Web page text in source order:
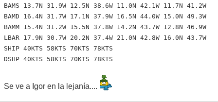
BAMS 13.7N 31.9W 12.5N 38.6W 11.0N 42.1W 11.7N 41.2W
BAMD 16.4N 31.7W 17.1N 37.9W 16.5N 44.0W 15.0N 49.3W
BAMM 15.4N 31.2W 15.5N 37.8W 14.2N 43.7W 12.8N 46.9W
LBAR 17.9N 30.7W 20.2N 37.4W 21.0N 42.8W 16.0N 43.7W
SHIP 40KTS 58KTS 70KTS 78KTS
DSHP 40KTS 58KTS 70KTS 78KTS
Se ve a Igor en la lejanía....